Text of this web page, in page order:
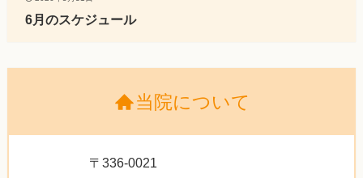
6月のスケジュール
当院について
〒336-0021